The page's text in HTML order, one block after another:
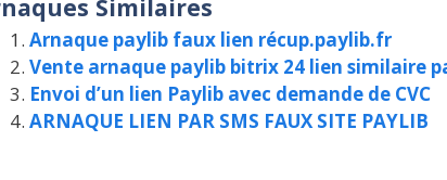
Similaires
Arnaque paylib faux lien récup.paylib.fr
Vente arnaque paylib bitrix 24 lien similaire
Envoi d’un lien Paylib avec demande de CVC
ARNAQUE LIEN PAR SMS FAUX SITE PAYLIB